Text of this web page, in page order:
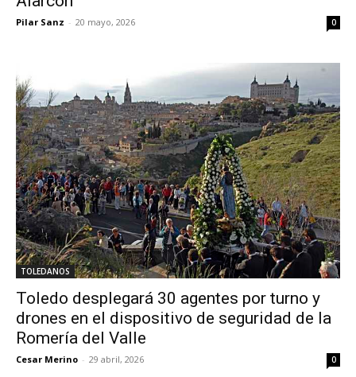
Pilar Sanz - 20 mayo, 2026 0
TOLEDANOS
Toledo desplegará 30 agentes por turno y
drones en el dispositivo de seguridad de la
Romería del Valle
Cesar Merino - 29 abril, 2026 0